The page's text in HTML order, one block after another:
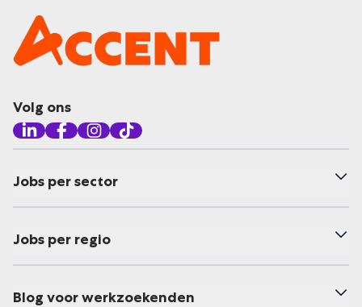
Volg ons
Jobs per sector
Jobs per regio
Blog voor werkzoekenden